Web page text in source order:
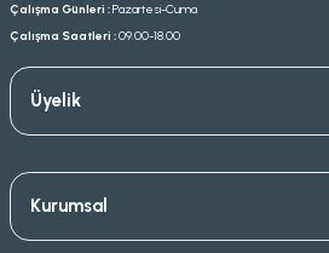
Çalışma Günleri :Pazartesi-Cuma
Çalışma Saatleri :09.00-18.00
Üyelik
Kurumsal